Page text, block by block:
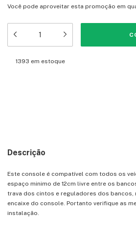
Você pode aproveitar esta promoção em
1393 em estoque
Descrição
Este console é compatível com todos os
espaço minimo de 12cm livre entre os
trava dos cintos e reguladores dos bancos,
encaixe do console. Portanto verifique as
instalação.